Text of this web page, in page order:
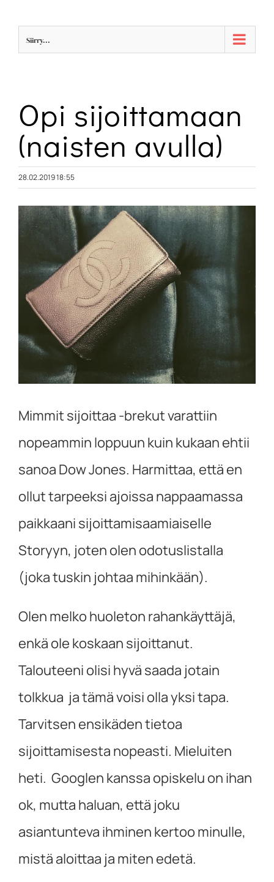
Siirry...
Opi sijoittamaan
(naisten avulla)
28.02.2019 18:55
Katso
isompana
Mimmit sijoittaa -brekut varattiin
nopeammin loppuun kuin kukaan ehtii
sanoa Dow Jones. Harmittaa, että en
ollut tarpeeksi ajoissa nappaamassa
paikkaani sijoittamisaamiaiselle
Storyyn, joten olen odotuslistalla
(joka tuskin johtaa mihinkään).
Olen melko huoleton rahankäyttäjä,
enkä ole koskaan sijoittanut.
Talouteeni olisi hyvä saada jotain
tolkkua ja tämä voisi olla yksi tapa.
Tarvitsen ensikäden tietoa
sijoittamisesta nopeasti. Mieluiten
heti. Googlen kanssa opiskelu on ihan
ok, mutta haluan, että joku
asiantunteva ihminen kertoo minulle,
mistä aloittaa ja miten edetä.